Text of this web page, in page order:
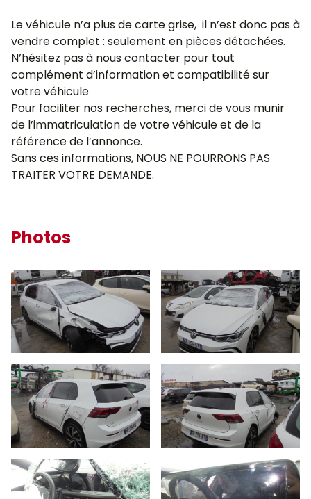
Le véhicule n’a plus de carte grise, il n’est donc pas à
vendre complet : seulement en pièces détachées.
N’hésitez pas à nous contacter pour tout
complément d’information et compatibilité sur
votre véhicule
Pour faciliter nos recherches, merci de vous munir
de l’immatriculation de votre véhicule et de la
référence de l’annonce.
Sans ces informations, NOUS NE POURRONS PAS
TRAITER VOTRE DEMANDE.
Photos